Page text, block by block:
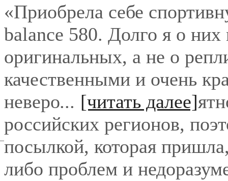
«Приобрела себе
balance 580. Долго я о
оригинальных, а не о
качественными и очень
неверо... [читать далее]
российских регионов,
посылкой, которая
либо проблем и